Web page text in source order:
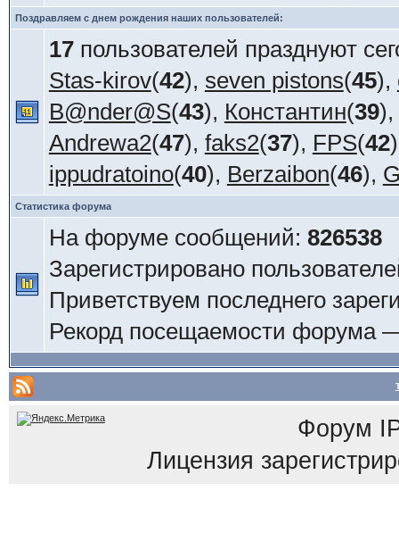
Поздравляем с днем рождения наших пользователей:
17пользователей празднуют
Stas-kirov(42), seven pistons(45),
B@nder@S(43), Константин(39),
Andrewa2(47), faks2(37), FPS(42
ippudratoino(40), Berzaibon(46),
Статистика форума
На форуме сообщений: 826538
Зарегистрировано
Приветствуем последнего
Рекорд посещаемости форума
Форум
Лицензия